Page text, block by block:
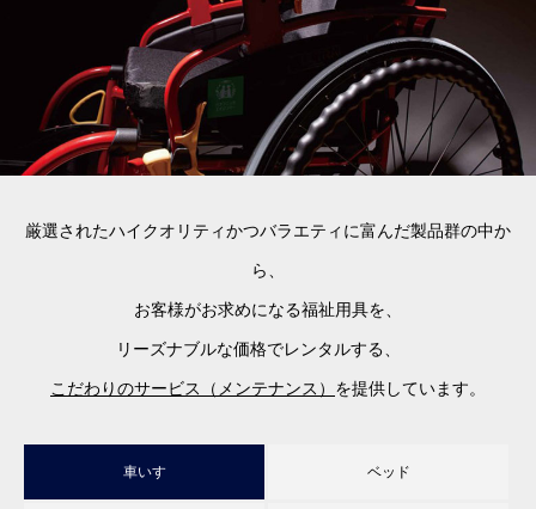
厳選されたハイクオリティかつバラエティに富んだ製品群の中か
ら、
お客様がお求めになる福祉用具を、
リーズナブルな価格でレンタルする、
こだわりのサービス（メンテナンス） を提供しています。
1車いす 2ベッド